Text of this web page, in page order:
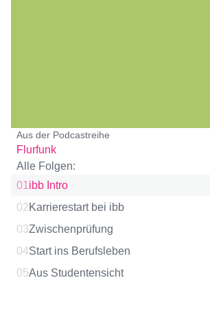
Aus der Podcastreihe
Flurfunk
Alle Folgen:
01 ibb Intro
02Karrierestart bei ibb
03Zwischenprüfung
04Start ins Berufsleben
05Aus Studentensicht